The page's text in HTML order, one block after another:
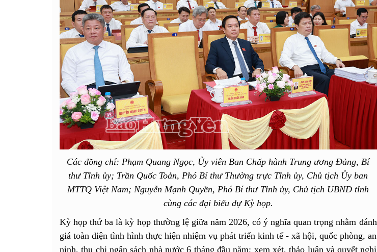
Các đồng chí: Phạm Quang Ngọc, Ủy viên Ban Chấp hành Trung ương Đảng, Bí
thư Tỉnh ủy; Trần Quốc Toản, Phó Bí thư Thường trực Tỉnh ủy, Chủ tịch Ủy ban
MTTQ Việt Nam; Nguyễn Mạnh Quyền, Phó Bí thư Tỉnh ủy, Chủ tịch UBND tỉnh
cùng các đại biểu dự Kỳ họp.
Kỳ họp thứ ba là kỳ họp thường lệ giữa năm 2026, có ý nghĩa quan trọng nhằm đánh
giá toàn diện tình hình thực hiện nhiệm vụ phát triển kinh tế - xã hội, quốc phòng, an
ninh, thu chi ngân sách nhà nước 6 tháng đầu năm; xem xét, thảo luận và quyết nghị